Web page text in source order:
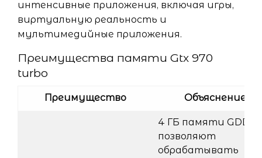
интенсивные приложения, включая игры,
виртуальную реальность и
мультимедийные приложения.
Преимущества памяти Gtx 970
turbo
Преимущество Объяснение
4 ГБ памяти GDDR5
позволяют
обрабатывать